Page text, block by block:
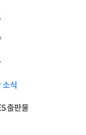
소식
출판물